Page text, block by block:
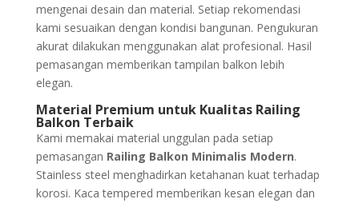
mengenai desain dan material. Setiap rekomendasi
kami sesuaikan dengan kondisi bangunan. Pengukuran
akurat dilakukan menggunakan alat profesional. Hasil
pemasangan memberikan tampilan balkon lebih
elegan.
Material Premium untuk Kualitas Railing
Balkon Terbaik
Kami memakai material unggulan pada setiap
pemasangan Railing Balkon Minimalis Modern.
Stainless steel menghadirkan ketahanan kuat terhadap
korosi. Kaca tempered memberikan kesan elegan dan